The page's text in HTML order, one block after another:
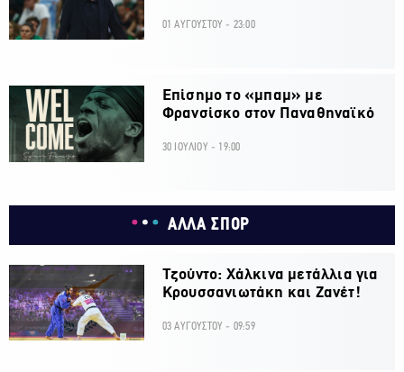
01 ΑΥΓΟΥΣΤΟΥ - 23:00
Επίσημο το «μπαμ» με
Φρανσίσκο στον Παναθηναϊκό
30 ΙΟΥΛΙΟΥ - 19:00
ΑΛΛΑ ΣΠΟΡ
Τζούντο: Χάλκινα μετάλλια για
Κρουσσανιωτάκη και Ζανέτ!
03 ΑΥΓΟΥΣΤΟΥ - 09:59